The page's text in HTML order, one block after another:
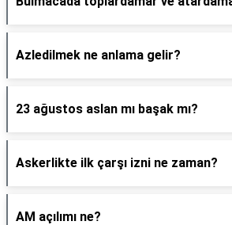
Azledilmek ne anlama gelir?
23 ağustos aslan mı başak mı?
Askerlikte ilk çarşı izni ne zaman?
AM açılımı ne?